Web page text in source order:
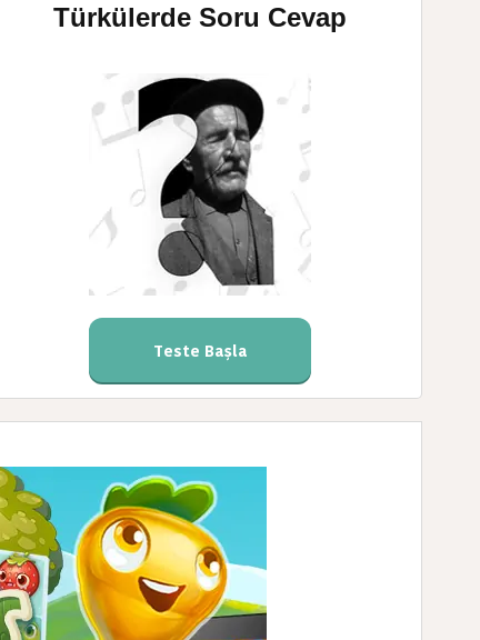
Türkülerde Soru Cevap
Teste Başla